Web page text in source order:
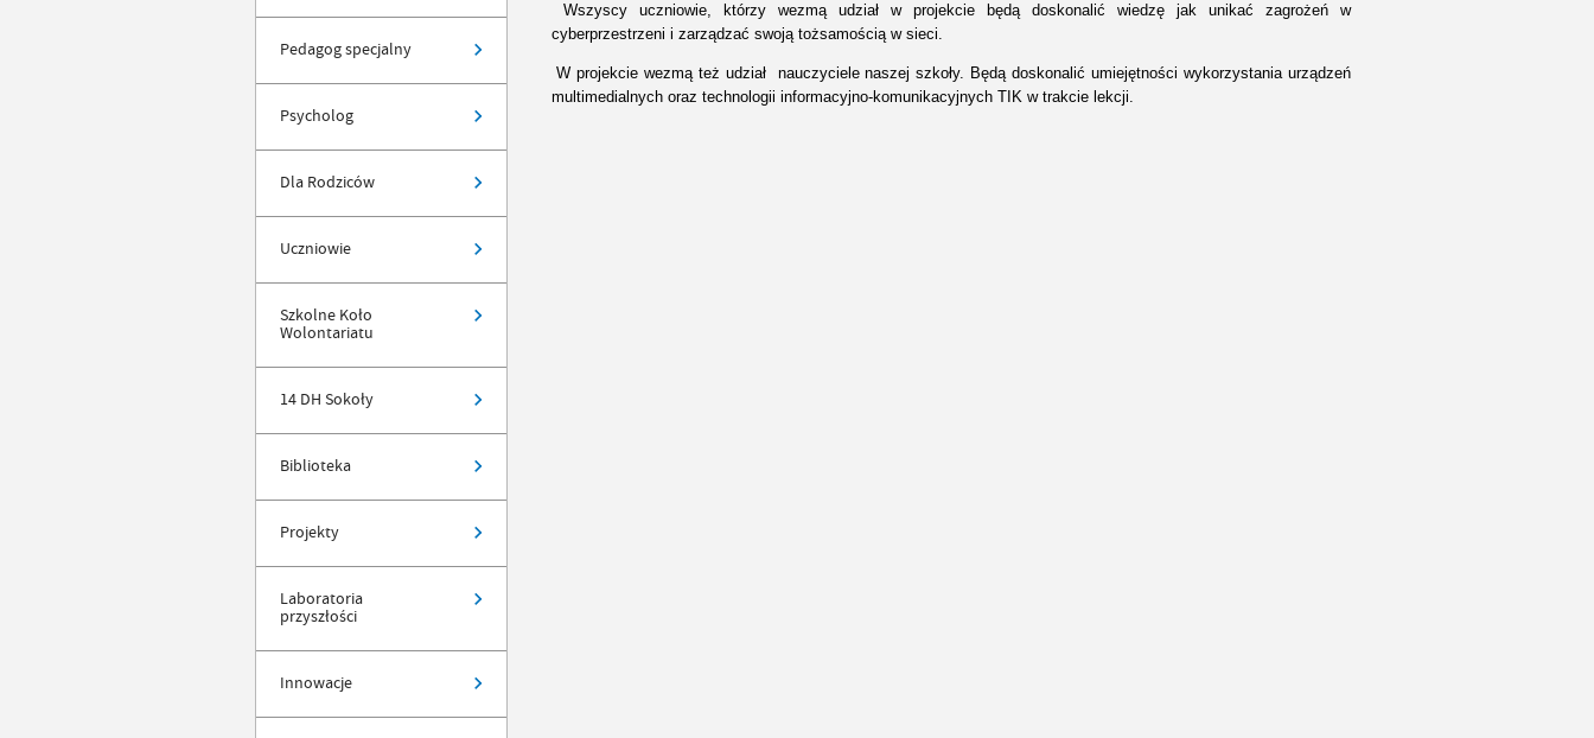
Pedagog specjalny
Psycholog
Dla Rodziców
Uczniowie
Szkolne Koło
Wolontariatu
14 DH Sokoły
Biblioteka
Projekty
Laboratoria
przyszłości
Innowacje
Wszyscy uczniowie, którzy wezmą udział w projekcie będą doskonalić wiedzę jak unikać zagrożeń w
cyberprzestrzeni i zarządzać swoją tożsamością w sieci.
W projekcie wezmą też udział nauczyciele naszej szkoły. Będą doskonalić umiejętności wykorzystania urządzeń
multimedialnych oraz technologii informacyjno-komunikacyjnych TIK w trakcie lekcji.